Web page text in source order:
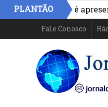
PLANTÃO
na Bahia é apresentado
Fale Conosco